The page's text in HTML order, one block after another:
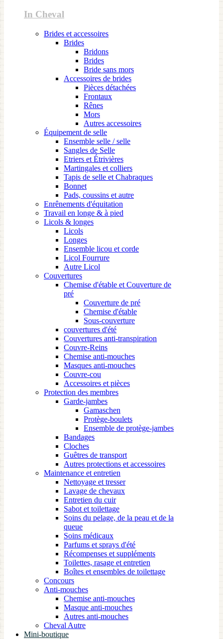
In Cheval
Brides et accessoires
Brides
Bridons
Brides
Bride sans mors
Accessoires de brides
Pièces détachées
Frontaux
Rênes
Mors
Autres accessoires
Équipement de selle
Ensemble selle / selle
Sangles de Selle
Etriers et Étrivières
Martingales et colliers
Tapis de selle et Chabraques
Bonnet
Pads, coussins et autre
Enrênements d'équitation
Travail en longe & à pied
Licols & longes
Licols
Longes
Ensemble licou et corde
Licol Fourrure
Autre Licol
Couvertures
Chemise d'étable et Couverture de
pré
Couverture de pré
Chemise d'étable
Sous-couverture
couvertures d'été
Couvertures anti-transpiration
Couvre-Reins
Chemise anti-mouches
Masques anti-mouches
Couvre-cou
Accessoires et pièces
Protection des membres
Garde-jambes
Gamaschen
Protège-boulets
Ensemble de protège-jambes
Bandages
Cloches
Guêtres de transport
Autres protections et accessoires
Maintenance et entretien
Nettoyage et tresser
Lavage de chevaux
Entretien du cuir
Sabot et toilettage
Soins du pelage, de la peau et de la
queue
Soins médicaux
Parfums et sprays d'été
Récompenses et suppléments
Toilettes, rasage et entretien
Boîtes et ensembles de toilettage
Concours
Anti-mouches
Chemise anti-mouches
Masque anti-mouches
Autres anti-mouches
Cheval Autre
Mini-boutique